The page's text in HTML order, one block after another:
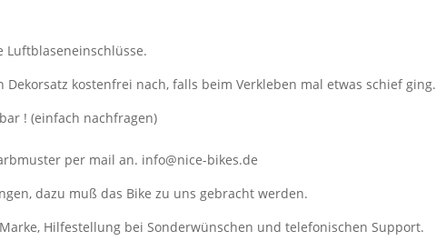
Luftblaseneinschlüsse.
kostenfrei nach, falls beim Verkleben mal etwas schief ging.
! (einfach nachfragen)
per mail an. info@nice-bikes.de
dazu muß das Bike zu uns gebracht werden.
Hilfestellung bei Sonderwünschen und telefonischen Support.